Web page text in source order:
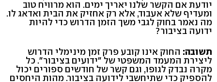
יודעת אם הקשר שלנו יאריך ימים. הוא מרוויח טוב
ומעדיף שלא אעבוד, אלא רק אחזיק את הבית ואדאג לו.
מה נאמר בחוק לגבי משך הזמן הדרוש כדי להיות
ידועה בציבור?
תשובה: החוק אינו קובע פרק זמן מינימלי הדרוש
ליצירת המעמד המשפטי של "ידועים בציבור". כל
מקרה נבדק לגופו, וגם קשר של חודשים ספורים יכול
להספיק כדי שתיחשבי לידועה בציבור. מהות היחסים